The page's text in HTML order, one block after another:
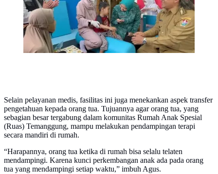
Selain pelayanan medis, fasilitas ini juga menekankan aspek transfer
pengetahuan kepada orang tua. Tujuannya agar orang tua, yang
sebagian besar tergabung dalam komunitas Rumah Anak Spesial
(Ruas) Temanggung, mampu melakukan pendampingan terapi
secara mandiri di rumah.
“Harapannya, orang tua ketika di rumah bisa selalu telaten
mendampingi. Karena kunci perkembangan anak ada pada orang
tua yang mendampingi setiap waktu,” imbuh Agus.